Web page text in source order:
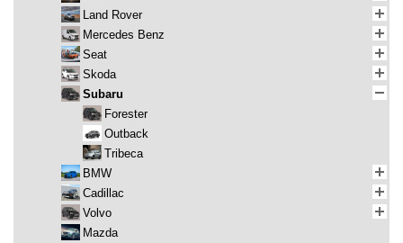
Land Rover
Mercedes Benz
Seat
Skoda
Subaru
Forester
Outback
Tribeca
BMW
Cadillac
Volvo
Mazda